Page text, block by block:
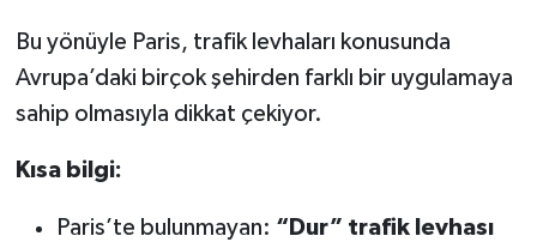
Bu yönüyle Paris, trafik levhaları konusunda
Avrupa’daki birçok şehirden farklı bir uygulamaya
sahip olmasıyla dikkat çekiyor.
Kısa bilgi:
Paris’te bulunmayan: “Dur” trafik levhası
Genel
Politika
YEREL
BÖLGEDEN